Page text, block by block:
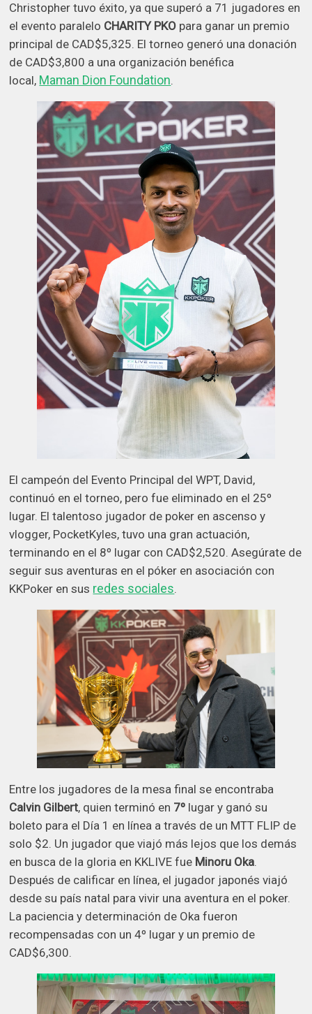
Christopher tuvo éxito, ya que superó a 71 jugadores en
el evento paralelo CHARITY PKO para ganar un premio
principal de CAD$5,325. El torneo generó una donación
de CAD$3,800 a una organización benéfica
local, Maman Dion Foundation.
El campeón del Evento Principal del WPT, David,
continuó en el torneo, pero fue eliminado en el 25º
lugar. El talentoso jugador de poker en ascenso y
vlogger, PocketKyles, tuvo una gran actuación,
terminando en el 8º lugar con CAD$2,520. Asegúrate de
seguir sus aventuras en el póker en asociación con
KKPoker en sus redes sociales
Entre los jugadores de la mesa final se encontraba
Calvin Gilbert, quien terminó en 7º lugar y ganó su
boleto para el Día 1 en línea a través de un MTT FLIP de
solo $2. Un jugador que viajó más lejos que los demás
en busca de la gloria en KKLIVE fue Minoru Oka.
Después de calificar en línea, el jugador japonés viajó
desde su país natal para vivir una aventura en el poker.
La paciencia y determinación de Oka fueron
recompensadas con un 4º lugar y un premio de
CAD$6,300.